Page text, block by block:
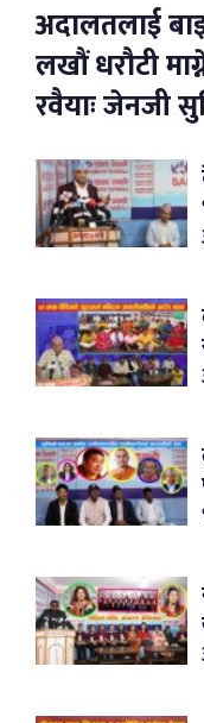
अदालतलाई
लखौं धरौटी
रवैयाः जेनजी